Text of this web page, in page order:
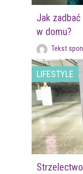
Jak
w domu?
Tekst
LIFESTYLE